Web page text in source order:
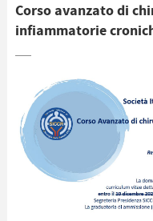
Corso avanzato di
infiammatorie